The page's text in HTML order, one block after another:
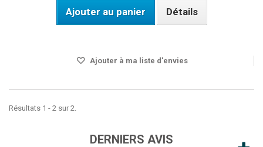
Ajouter au panier Détails
Ajouter à ma liste d'envies
Résultats 1 - 2 sur 2.
DERNIERS AVIS